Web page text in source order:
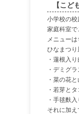
【こ
小学校の
家庭科室で
メニュー
ひなまつり
・蓮根入
・デミグ
・菜の花
・若芽と
・手毬麩
それに加